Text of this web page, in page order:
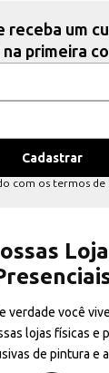
receba um
primeira
com os termos de
verdade você
lojas físicas e
de pintura e